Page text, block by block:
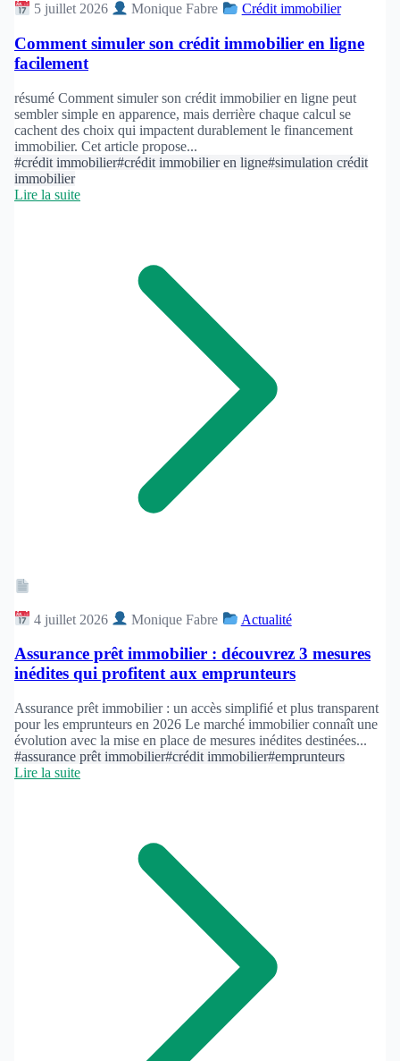
5 juillet 2026
Monique Fabre Crédit immobilier
Comment simuler son crédit immobilier en ligne
facilement
résumé Comment simuler son crédit immobilier en ligne peut
sembler simple en apparence, mais derrière chaque calcul se
cachent des choix qui impactent durablement le financement
immobilier. Cet article propose...
#crédit immobilier#crédit immobilier en ligne#simulation crédit
immobilier
Lire la suite
4 juillet 2026
Monique Fabre Actualité
Assurance prêt immobilier : découvrez 3 mesures
inédites qui profitent aux emprunteurs
Assurance prêt immobilier : un accès simplifié et plus transparent
pour les emprunteurs en 2026 Le marché immobilier connaît une
évolution avec la mise en place de mesures inédites destinées...
#assurance prêt immobilier#crédit immobilier#emprunteurs
Lire la suite